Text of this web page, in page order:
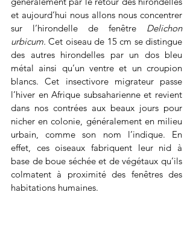
et aujourd’hui nous allons nous concentrer
sur l’hirondelle de fenêtre Delichon
urbicum. Cet oiseau de 15 cm se distingue
des autres hirondelles par un dos bleu
métal ainsi qu’un ventre et un croupion
blancs. Cet insectivore migrateur passe
l’hiver en Afrique subsaharienne et revient
dans nos contrées aux beaux jours pour
nicher en colonie, généralement en milieu
urbain, comme son nom l’indique. En
effet, ces oiseaux fabriquent leur nid à
base de boue séchée et de végétaux qu’ils
colmatent à proximité des fenêtres des
habitations humaines.